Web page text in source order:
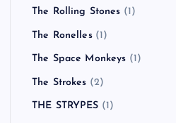
The Rolling Stones (1)
The Ronelles(1)
The Space Monkeys (1)
The Strokes (2)
THE STRYPES (1)